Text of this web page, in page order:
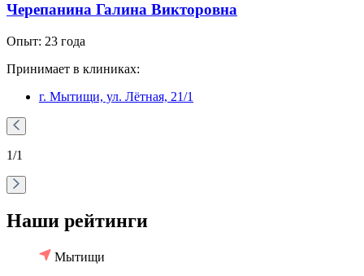
Черепанина Галина Викторовна
Опыт: 23 года
Принимает в клиниках:
г. Мытищи, ул. Лëтная, 21/1
1/1
Наши рейтинги
Мытищи